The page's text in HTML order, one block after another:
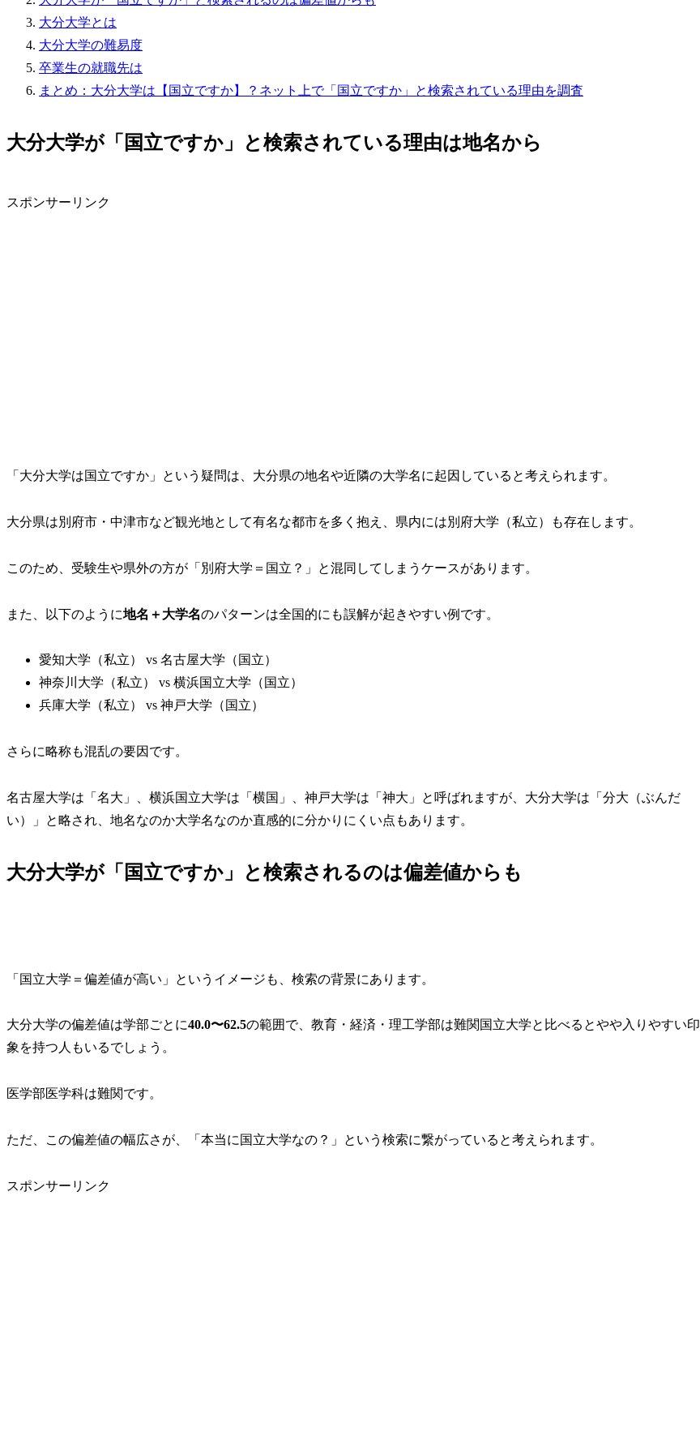
大分大学とは
大分大学の難易度
卒業生の就職先は
まとめ：大分大学は【国立ですか】？ネット上で「国立ですか」と検索されている理由を調査
大分大学が「国立ですか」と検索されている理由は地名から
スポンサーリンク
「大分大学は国立ですか」という疑問は、大分県の地名や近隣の大学名に起因していると考えられます。
大分県は別府市・中津市など観光地として有名な都市を多く抱え、県内には別府大学（私立）も存在します。
このため、受験生や県外の方が「別府大学＝国立？」と混同してしまうケースがあります。
また、以下のように地名＋大学名のパターンは全国的にも誤解が起きやすい例です。
愛知大学（私立） vs 名古屋大学（国立）
神奈川大学（私立） vs 横浜国立大学（国立）
兵庫大学（私立） vs 神戸大学（国立）
さらに略称も混乱の要因です。
名古屋大学は「名大」、横浜国立大学は「横国」、神戸大学は「神大」と呼ばれますが、大分大学は「分大（ぶんだ
い）」と略され、地名なのか大学名なのか直感的に分かりにくい点もあります。
大分大学が「国立ですか」と検索されるのは偏差値からも
「国立大学＝偏差値が高い」というイメージも、検索の背景にあります。
大分大学の偏差値は学部ごとに40.0〜62.5の範囲で、教育・経済・理工学部は難関国立大学と比べるとやや入りやすい印
象を持つ人もいるでしょう。
医学部医学科は難関です。
ただ、この偏差値の幅広さが、「本当に国立大学なの？」という検索に繋がっていると考えられます。
スポンサーリンク